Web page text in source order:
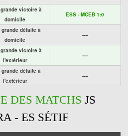
victoire à
domicile
ESS - MCEB 1:0
défaite à
domicile
----
victoire à
l'extérieur
----
défaite à
l'extérieur
----
DES MATCHS JS
- ES SÉTIF